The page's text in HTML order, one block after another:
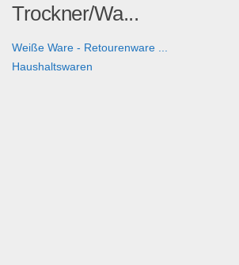
Trockner/Wa...
Weiße Ware - Retourenware ...
Haushaltswaren